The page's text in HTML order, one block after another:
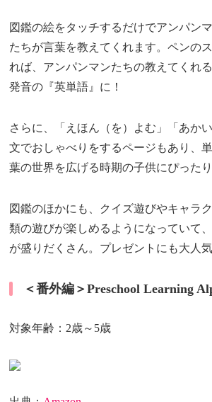
図鑑の絵をタッチするだけでアンパン
たちが言葉を教えてくれます。ペンの
れば、アンパンマンたちの教えてくれ
発音の『英単語』に！
さらに、「えほん（を）よむ」「あか
文でおしゃべりをするページもあり、
葉の世界を広げる時期の子供にぴったり
図鑑のほかにも、クイズ遊びやキャラ
類の遊びが楽しめるようになっていて
が盛りだくさん。プレゼントにも大人
＜番外編＞Preschool Learning
対象年齢：2歳～5歳